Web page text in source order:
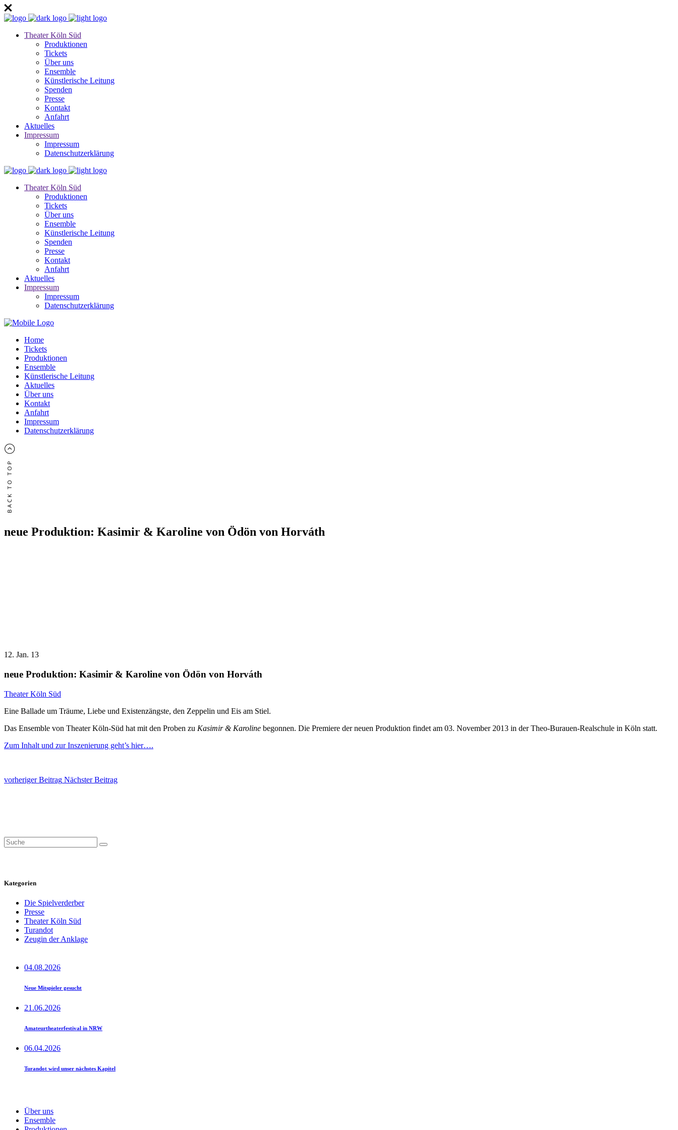
Theater Köln Süd
Produktionen
Tickets
Über uns
Ensemble
Künstlerische Leitung
Spenden
Presse
Kontakt
Anfahrt
Aktuelles
Impressum
Impressum
Datenschutzerklärung
Theater Köln Süd
Produktionen
Tickets
Über uns
Ensemble
Künstlerische Leitung
Spenden
Presse
Kontakt
Anfahrt
Aktuelles
Impressum
Impressum
Datenschutzerklärung
Home
Tickets
Produktionen
Ensemble
Künstlerische Leitung
Aktuelles
Über uns
Kontakt
Anfahrt
Impressum
Datenschutzerklärung
neue Produktion: Kasimir & Karoline von Ödön von Horváth
12. Jan. 13
neue Produktion: Kasimir & Karoline von Ödön von Horváth
Theater Köln Süd
Eine Ballade um Träume, Liebe und Existenzängste, den Zeppelin und Eis am Stiel.
Das Ensemble von Theater Köln-Süd hat mit den Proben zu Kasimir & Karoline begonnen. Die Premiere der neuen Produktion findet am 03. November 2013 in der Theo-Burauen-Realschule in Köln statt.
Zum Inhalt und zur Inszenierung geht’s hier….
vorheriger Beitrag Nächster Beitrag
Search
for:
Kategorien
Die Spielverderber
Presse
Theater Köln Süd
Turandot
Zeugin der Anklage
04.08.2026
Neue Mitspieler gesucht
21.06.2026
Amateurtheaterfestival in NRW
06.04.2026
Turandot wird unser nächstes Kapitel
Über uns
Ensemble